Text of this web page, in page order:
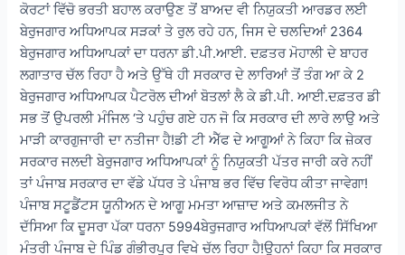
ਕੋਰਟਾਂ ਵਿੱਚੋ ਭਰਤੀ ਬਹਾਲ ਕਰਾਉਣ ਤੋਂ ਬਾਅਦ ਵੀ ਨਿਯੁਕਤੀ ਆਰਡਰ ਲਈ
ਬੇਰੁਜਗਾਰ ਅਧਿਆਪਕ ਸੜਕਾਂ ਤੇ ਰੁਲ ਰਹੇ ਹਨ, ਜਿਸ ਦੇ ਚਲਦਿਆਂ 2364
ਬੇਰੁਜਗਾਰ ਅਧਿਆਪਕਾਂ ਦਾ ਧਰਨਾ ਡੀ.ਪੀ.ਆਈ. ਦਫ਼ਤਰ ਮੋਹਾਲੀ ਦੇ ਬਾਹਰ
ਲਗਾਤਾਰ ਚੱਲ ਰਿਹਾ ਹੈ ਅਤੇ ਉੱਥੇ ਹੀ ਸਰਕਾਰ ਦੇ ਲਾਰਿਆਂ ਤੋਂ ਤੰਗ ਆ ਕੇ 2
ਬੇਰੁਜਗਾਰ ਅਧਿਆਪਕ ਪੈਟਰੋਲ ਦੀਆਂ ਬੋਤਲਾਂ ਲੈ ਕੇ ਡੀ.ਪੀ. ਆਈ.ਦਫ਼ਤਰ ਡੀ
ਸਭ ਤੋਂ ਉਪਰਲੀ ਮੰਜਿਲ ‘ਤੇ ਪਹੁੰਚ ਗਏ ਹਨ ਜੋ ਕਿ ਸਰਕਾਰ ਦੀ ਲਾਰੇ ਲਾਉ ਅਤੇ
ਮਾੜੀ ਕਾਰਗੁਜਾਰੀ ਦਾ ਨਤੀਜਾ ਹੈ!ਡੀ ਟੀ ਐੱਫ ਦੇ ਆਗੂਆਂ ਨੇ ਕਿਹਾ ਕਿ ਜ਼ੇਕਰ
ਸਰਕਾਰ ਜਲਦੀ ਬੇਰੁਜਗਾਰ ਅਧਿਆਪਕਾਂ ਨੂੰ ਨਿਯੁਕਤੀ ਪੱਤਰ ਜਾਰੀ ਕਰੇ ਨਹੀਂ
ਤਾਂ ਪੰਜਾਬ ਸਰਕਾਰ ਦਾ ਵੱਡੇ ਪੱਧਰ ਤੇ ਪੰਜਾਬ ਭਰ ਵਿੱਚ ਵਿਰੋਧ ਕੀਤਾ ਜਾਵੇਗਾ!
ਪੰਜਾਬ ਸਟੂਡੈਂਟਸ ਯੂਨੀਅਨ ਦੇ ਆਗੂ ਮਮਤਾ ਆਜ਼ਾਦ ਅਤੇ ਕਮਲਜੀਤ ਨੇ
ਦੱਸਿਆ ਕਿ ਦੂਸਰਾ ਪੱਕਾ ਧਰਨਾ 5994ਬੇਰੁਜਗਾਰ ਅਧਿਆਪਕਾਂ ਵੱਲੋਂ ਸਿੱਖਿਆ
ਮੰਤਰੀ ਪੰਜਾਬ ਦੇ ਪਿੰਡ ਗੰਭੀਰਪੁਰ ਵਿਖੇ ਚੱਲ ਰਿਹਾ ਹੈ!ਉਹਨਾਂ ਕਿਹਾ ਕਿ ਸਰਕਾਰ